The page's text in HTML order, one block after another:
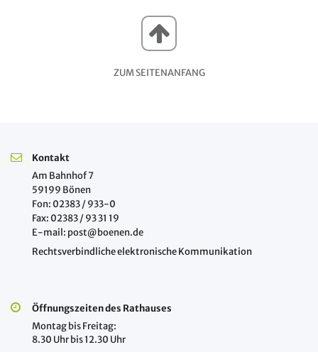
ZUM SEITENANFANG
Kontakt
Am Bahnhof 7
59199 Bönen
Fon: 02383 / 933-0
Fax: 02383 / 93 31 19
E-mail: post@boenen.de
Rechtsverbindliche elektronische Kommunikation
Öffnungszeiten des Rathauses
Montag bis Freitag:
8.30 Uhr bis 12.30 Uhr